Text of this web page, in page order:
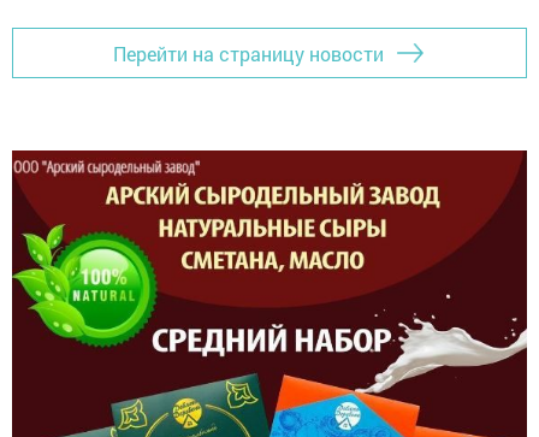
Перейти на страницу новости